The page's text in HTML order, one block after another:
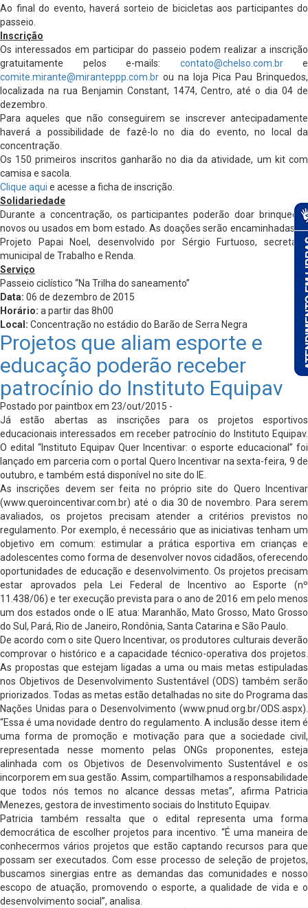
Ao final do evento, haverá sorteio de bicicletas aos participantes do
passeio.
Inscrição
Os interessados em participar do passeio podem realizar a inscrição
gratuitamente pelos e-mails: contato@chelso.com.bre
comite.mirante@miranteppp.com.br ou na loja Pica Pau Brinquedos,
localizada na rua Benjamin Constant, 1474, Centro, até o dia 04 de
dezembro.
Para aqueles que não conseguirem se inscrever antecipadamente
haverá a possibilidade de fazê-lo no dia do evento, no local da
concentração.
Os 150 primeiros inscritos ganharão no dia da atividade, um kit com
camisa e sacola.
Clique aqui e acesse a ficha de inscrição.
Solidariedade
Durante a concentração, os participantes poderão doar brinquedos
novos ou usados em bom estado. As doações serão encaminhadas ao
Projeto Papai Noel, desenvolvido por Sérgio Furtuoso, secretário
municipal de Trabalho e Renda.
Serviço
Passeio ciclístico “Na Trilha do saneamento”
Data: 06 de dezembro de 2015
Horário: a partir das 8h00
Local: Concentração no estádio do Barão de Serra Negra
Projetos que aliam esporte e
educação poderão receber
patrocínio do Instituto Equipav
Postado por paintbox em 23/out/2015 -
Já estão abertas as inscrições para os projetos esportivos
educacionais interessados em receber patrocínio do Instituto Equipav.
O edital “Instituto Equipav Quer Incentivar: o esporte educacional” foi
lançado em parceria com o portal Quero Incentivar na sexta-feira, 9 de
outubro, e também está disponível no site do IE.
As inscrições devem ser feita no próprio site do Quero Incentivar
(www.queroincentivar.com.br) até o dia 30 de novembro. Para serem
avaliados, os projetos precisam atender a critérios previstos no
regulamento. Por exemplo, é necessário que as iniciativas tenham um
objetivo em comum: estimular a prática esportiva em crianças e
adolescentes como forma de desenvolver novos cidadãos, oferecendo
oportunidades de educação e desenvolvimento. Os projetos precisam
estar aprovados pela Lei Federal de Incentivo ao Esporte (nº
11.438/06) e ter execução prevista para o ano de 2016 em pelo menos
um dos estados onde o IE atua: Maranhão, Mato Grosso, Mato Grosso
do Sul, Pará, Rio de Janeiro, Rondônia, Santa Catarina e São Paulo.
De acordo com o site Quero Incentivar, os produtores culturais deverão
comprovar o histórico e a capacidade técnico-operativa dos projetos.
As propostas que estejam ligadas a uma ou mais metas estipuladas
nos Objetivos de Desenvolvimento Sustentável (ODS) também serão
priorizados. Todas as metas estão detalhadas no site do Programa das
Nações Unidas para o Desenvolvimento (www.pnud.org.br/ODS.aspx).
“Essa é uma novidade dentro do regulamento. A inclusão desse item é
uma forma de promoção e motivação para que a sociedade civil,
representada nesse momento pelas ONGs proponentes, esteja
alinhada com os Objetivos de Desenvolvimento Sustentável e os
incorporem em sua gestão. Assim, compartilhamos a responsabilidade
que todos nós temos no alcance dessas metas”, afirma Patricia
Menezes, gestora de investimento sociais do Instituto Equipav.
Patricia também ressalta que o edital representa uma forma
democrática de escolher projetos para incentivo. “É uma maneira de
conhecermos vários projetos que estão captando recursos para que
possam ser executados. Com esse processo de seleção de projetos,
buscamos sinergias entre as demandas das comunidades e nosso
escopo de atuação, promovendo o esporte, a qualidade de vida e o
desenvolvimento social”, analisa.